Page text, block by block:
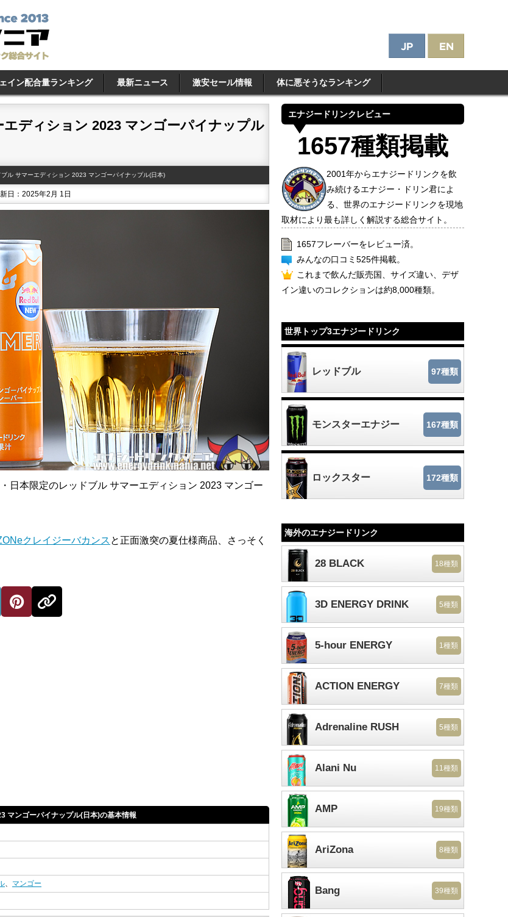
イン配合量ランキング 最新ニュース 激安セール情報 体に悪そうなランキング
ディション 2023 マンゴーパイナップル
ブル サマーエディション 2023 マンゴーパイナップル(日本)
日：2025年2月 1日
日本限定のレッドブル サマーエディション 2023 マンゴー
クレイジーバカンス と正面激突の夏仕様商品、さっそく
マンゴーパイナップル(日本)の基本情報
、 マンゴー
エナジードリンクレビュー
1657種類掲載
2001年からエナジードリンクを飲
み続けるエナジー・ドリン君によ
る、世界のエナジードリンクを現地
取材により最も詳しく解説する総合サイト。
1657フレーバーをレビュー済。
みんなの口コミ525件掲載。
これまで飲んだ販売国、サイズ違い、デザ
イン違いのコレクションは約8,000種類。
世界トップ3エナジードリンク
レッドブル 97種類
モンスターエナジー 167種類
ロックスター 172種類
海外のエナジードリンク
28 BLACK 18種類
3D ENERGY DRINK 5種類
5-hour ENERGY 1種類
ACTION ENERGY 7種類
Adrenaline RUSH 5種類
Alani Nu 11種類
AMP 19種類
AriZona 8種類
Bang 39種類